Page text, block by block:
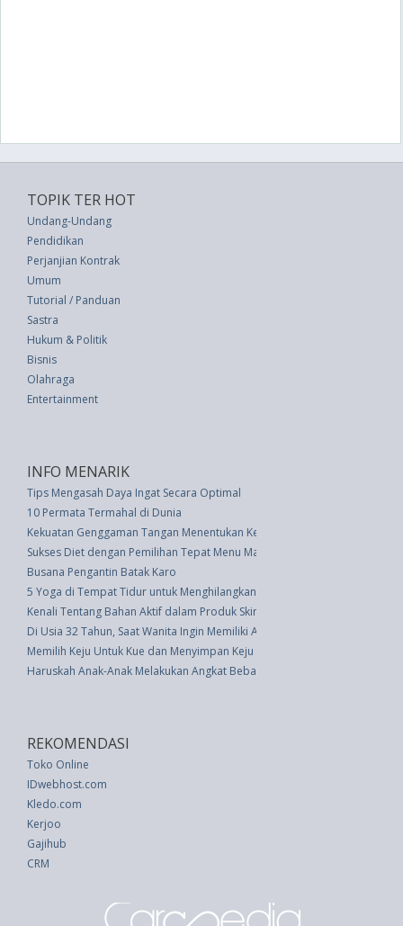
TOPIK TER HOT
Undang-Undang
Pendidikan
Perjanjian Kontrak
Umum
Tutorial / Panduan
Sastra
Hukum & Politik
Bisnis
Olahraga
Entertainment
INFO MENARIK
Tips Mengasah Daya Ingat Secara Optimal
10 Permata Termahal di Dunia
Kekuatan Genggaman Tangan Menentukan Kesuksesan Masa Depan
Sukses Diet dengan Pemilihan Tepat Menu Makan Siang
Busana Pengantin Batak Karo
5 Yoga di Tempat Tidur untuk Menghilangkan Sakit Leher dan Bahu
Kenali Tentang Bahan Aktif dalam Produk Skincare
Di Usia 32 Tahun, Saat Wanita Ingin Memiliki Anak
Memilih Keju Untuk Kue dan Menyimpan Keju yang Terbuka
Haruskah Anak-Anak Melakukan Angkat Beban Saat Latihan?
REKOMENDASI
Toko Online
IDwebhost.com
Kledo.com
Kerjoo
Gajihub
CRM